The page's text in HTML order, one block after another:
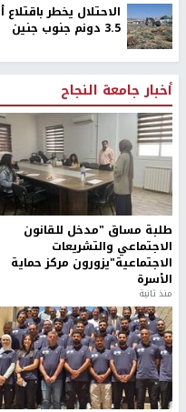
3.5 دونم جنوب جنين
أخبار جامعة النجاح
طلبة مساق "مدخل للقانون
الاجتماعي والتشريعات
الاجتماعية"يزورون مركز حماية
الأسرة
منذ ثانية